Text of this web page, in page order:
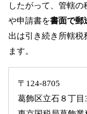
したがって、管轄
や申請書を書面で郵
出は引き続き所轄税
ます。
〒124-8705
葛飾区立石８丁目